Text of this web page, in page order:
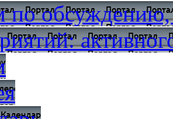
обсуждению,